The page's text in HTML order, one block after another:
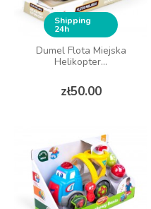
Shipping
24h
Dumel Flota Miejska
Helikopter...
zł50.00
Price